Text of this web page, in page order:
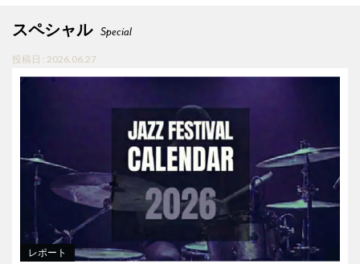
スペシャル Special
投稿日 : 2026.06.27
レポート